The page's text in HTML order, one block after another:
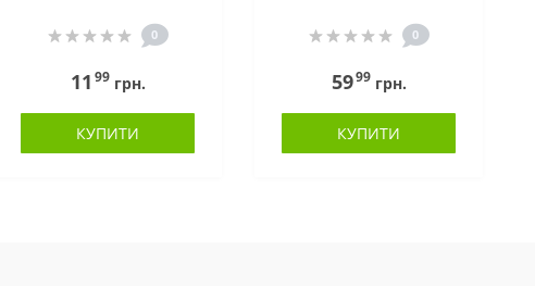
0
11 99грн.
КУПИТИ
0
5999грн.
КУПИТИ